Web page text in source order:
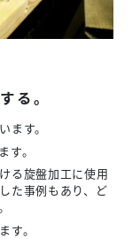
る。
ます。
す。
る旋盤加工に使用
た事例もあり、ど
す。